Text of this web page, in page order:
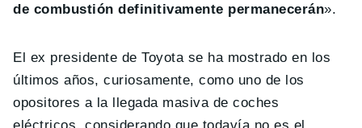
de combustión definitivamente permanecerán».
El ex presidente de Toyota se ha mostrado en los
últimos años, curiosamente, como uno de los
opositores a la llegada masiva de coches
eléctricos, considerando que todavía no es el